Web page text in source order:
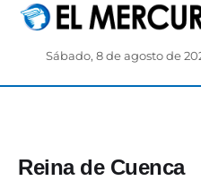
Sábado, 8 de agosto de
Reina de Cuenca